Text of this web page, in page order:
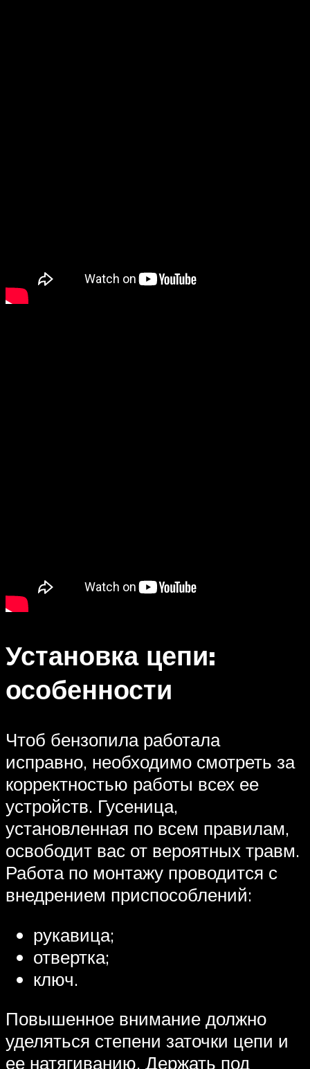
Установка цепи:
особенности
Чтоб бензопила работала
исправно, необходимо смотреть за
корректностью работы всех ее
устройств. Гусеница,
установленная по всем правилам,
освободит вас от вероятных травм.
Работа по монтажу проводится с
внедрением приспособлений:
рукавица;
отвертка;
ключ.
Повышенное внимание должно
уделяться степени заточки цепи и
ее натягиванию. Держать под